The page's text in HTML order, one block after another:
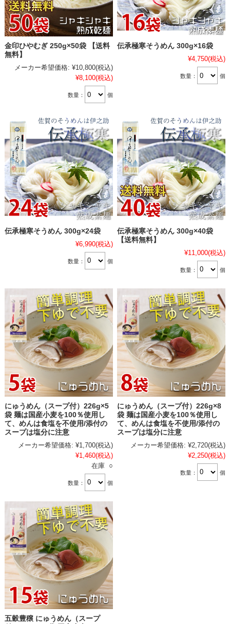
金印ひやむぎ 250g×50袋 【送料
無料】
メーカー希望価格: ¥10,800(税込)
¥8,100(税込)
数量： 個
伝承極寒そうめん 300g×16袋
¥4,750(税込)
数量： 個
伝承極寒そうめん 300g×24袋
¥6,990(税込)
数量： 個
伝承極寒そうめん 300g×40袋
【送料無料】
¥11,000(税込)
数量： 個
にゅうめん（スープ付）226g×5
袋 麺は国産小麦を100％使用し
て、めんは食塩を不使用/添付の
スープは塩分に注意
メーカー希望価格: ¥1,700(税込)
¥1,460(税込)
在庫 ○
数量： 個
にゅうめん（スープ付）226g×8
袋 麺は国産小麦を100％使用し
て、めんは食塩を不使用/添付の
スープは塩分に注意
メーカー希望価格: ¥2,720(税込)
¥2,250(税込)
数量： 個
五穀豊穣 にゅうめん（スープ